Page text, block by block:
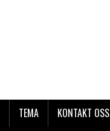
TEMA KONTAKT OSS